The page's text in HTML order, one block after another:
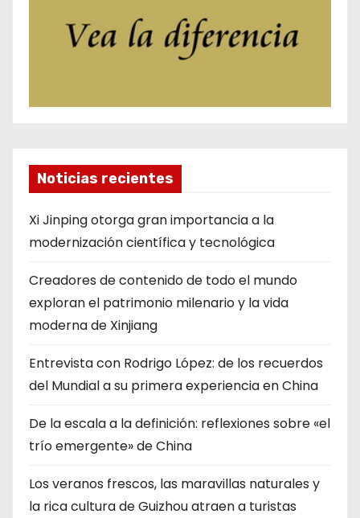
Noticias recientes
Xi Jinping otorga gran importancia a la
modernización científica y tecnológica
Creadores de contenido de todo el mundo
exploran el patrimonio milenario y la vida
moderna de Xinjiang
Entrevista con Rodrigo López: de los recuerdos
del Mundial a su primera experiencia en China
De la escala a la definición: reflexiones sobre «el
trío emergente» de China
Los veranos frescos, las maravillas naturales y
la rica cultura de Guizhou atraen a turistas